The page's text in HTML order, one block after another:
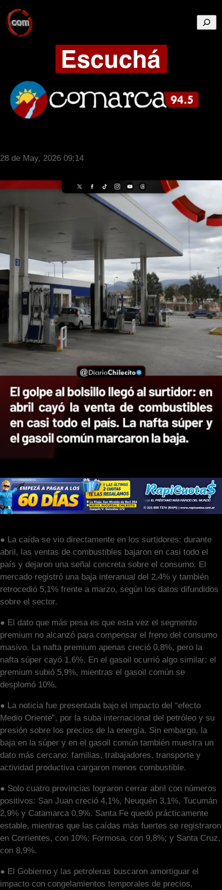
28 de May, 2026 09:14
● La caída se vio directamente en los surtidores: durante
abril, las ventas de combustibles bajaron en casi todo el
país y dejaron una señal concreta sobre el consumo. El
mercado registró una baja interanual del 2,4% y también
retrocedió 5,1% frente a marzo, según los datos difundidos
sobre el sector.
● El dato que más pesa es que esta vez el segmento
premium no alcanzó para compensar el freno del consumo
masivo. La nafta premium apenas creció 0,8%, pero la
nafta súper cayó 1,6%. En el gasoil ocurrió algo similar: el
premium subió 5,9%, mientras el gasoil común se
desplomó 10%.
● La noticia fue presentada bajo el impacto del “efecto
Medio Oriente”, por la suba internacional del petróleo y su
presión sobre los precios de la energía. Sin embargo, la
baja en la súper y en el gasoil común también muestra un
dato más cercano: familias, trabajadores, transporte y
actividad productiva cargaron menos combustible.
● Solo cuatro provincias lograron cerrar abril con números
positivos: San Juan creció 4,1%, Neuquén 3,1%, Tucumán
2,9% y Catamarca 0,9%. Santa Fe quedó prácticamente
estable, mientras que las caídas más fuertes se registraron
en Corrientes, con 10%; Formosa, con 9,8%; y Santa Cruz,
con 8,9%.
● El Gobierno y las petroleras buscaron amortiguar el
impacto con congelamientos temporales de precios,